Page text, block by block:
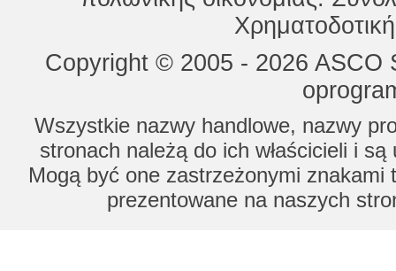
Copyright © 2005 - 2026
Wszystkie nazwy handlowe, nazwy
stronach należą do ich właścicieli i
Mogą być one zastrzeżonymi znakami
prezentowane na naszych